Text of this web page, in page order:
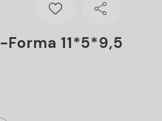
11*5*9,5